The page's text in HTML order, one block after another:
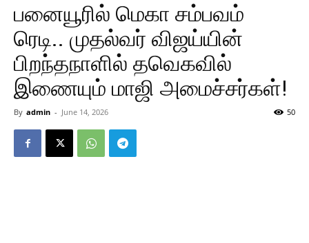
பனையூரில் மெகா சம்பவம்
ரெடி.. முதல்வர் விஜய்யின்
பிறந்தநாளில் தவெகவில்
இணையும் மாஜி அமைச்சர்கள்!
By admin - June 14, 2026 50